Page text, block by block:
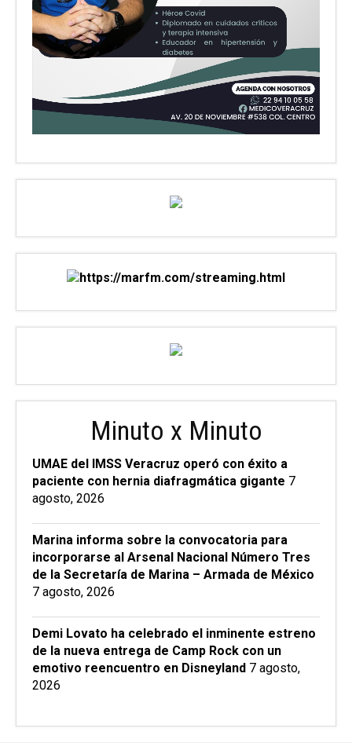
Minuto x Minuto
UMAE del IMSS Veracruz operó con éxito a
paciente con hernia diafragmática gigante 7
agosto, 2026
Marina informa sobre la convocatoria para
incorporarse al Arsenal Nacional Número Tres
de la Secretaría de Marina – Armada de México
7 agosto, 2026
Demi Lovato ha celebrado el inminente estreno
de la nueva entrega de Camp Rock con un
emotivo reencuentro en Disneyland 7 agosto,
2026